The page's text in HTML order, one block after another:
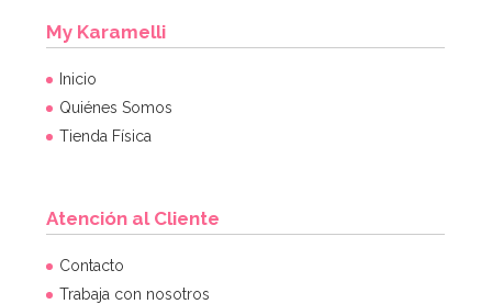
Set de 4 Moldes de silicona Huevo
My Karamelli
Inicio
Quiénes Somos
Tienda Física
Atención al Cliente
Contacto
Trabaja con nosotros